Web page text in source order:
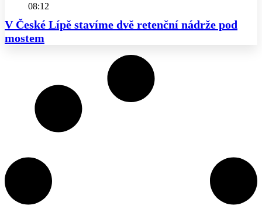
08:12
V České Lípě stavíme dvě retenční nádrže pod
mostem